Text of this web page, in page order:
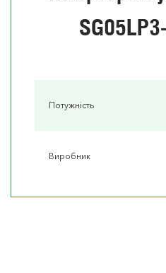
Потужність
Виробник